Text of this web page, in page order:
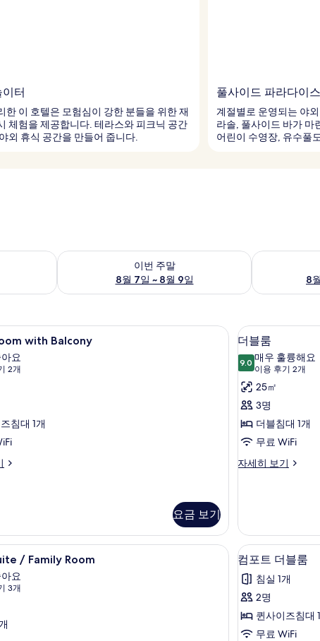
터
한 이 호텔은 모험심이 강한 분들을 위한 재
체험을 제공합니다. 테라스와 피크닉 공간
외 휴식 공간을 만들어 줍니다.
풀사이드 파라다이스
계절별로 운영되는 야
라솔, 풀사이드 바가 마
어린이 수영장, 유수풀
8일 ~ 8월 9일
이번 주말
8월 7일 ~ 8월 9일
이번 주말 예약 가능 여부 확인, 8월 7일 ~ 8월 9일
8
다음 주말 예
, 다리미/다리미판 Double room with Balcony | 노트북 작업 공간, 암막 커
with Balcony
10점
요
2개
침대 1개
요금 보기
더
블
룸
사
진
모
두
보
9
더블룸
9.09.0점 만점 중 10점
매우 훌륭해요
이용 후기 2개
(이
용
후
기
개)
25㎡
3명
더블침대 1개
무료 WiFi
자세히 보기
더
히
보
기
다리미/다리미판 Family Suite / Family Room | 노트북 작업 공간, 암막 커
/ Family Room
10점
요
3개
컴
포
트
더
블
15
컴포트 더블룸
침실 1개
2명
퀸사이즈침대
무료 WiFi